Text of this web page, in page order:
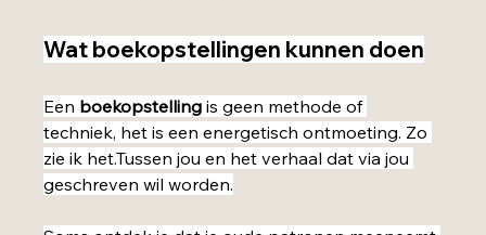
Wat boekopstellingen kunnen doen
Een boekopstelling is geen methode of
techniek, het is een energetisch ontmoeting. Zo
zie ik het.Tussen jou en het verhaal dat via jou
geschreven wil worden.